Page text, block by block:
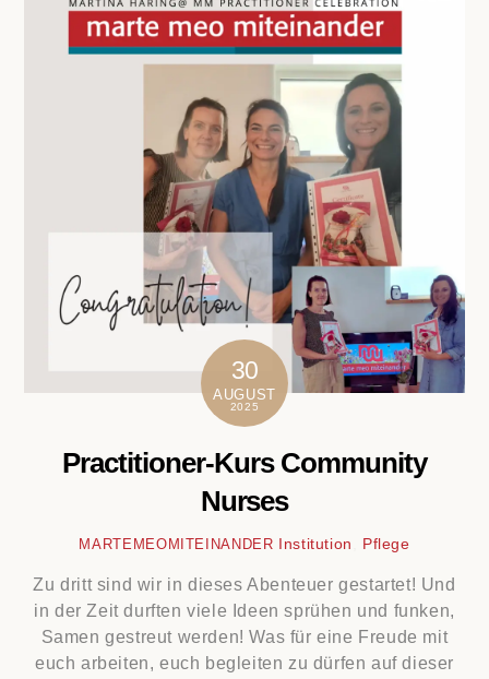
30
AUGUST
2025
Practitioner-Kurs Community
Nurses
MARTEMEOMITEINANDER Institution Pflege
Zu dritt sind wir in dieses Abenteuer gestartet! Und
in der Zeit durften viele Ideen sprühen und funken,
Samen gestreut werden! Was für eine Freude mit
euch arbeiten, euch begleiten zu dürfen auf dieser